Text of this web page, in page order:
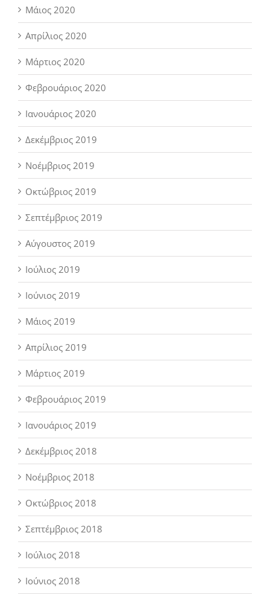
Μάιος 2020
Απρίλιος 2020
Μάρτιος 2020
Φεβρουάριος 2020
Ιανουάριος 2020
Δεκέμβριος 2019
Νοέμβριος 2019
Οκτώβριος 2019
Σεπτέμβριος 2019
Αύγουστος 2019
Ιούλιος 2019
Ιούνιος 2019
Μάιος 2019
Απρίλιος 2019
Μάρτιος 2019
Φεβρουάριος 2019
Ιανουάριος 2019
Δεκέμβριος 2018
Νοέμβριος 2018
Οκτώβριος 2018
Σεπτέμβριος 2018
Ιούλιος 2018
Ιούνιος 2018